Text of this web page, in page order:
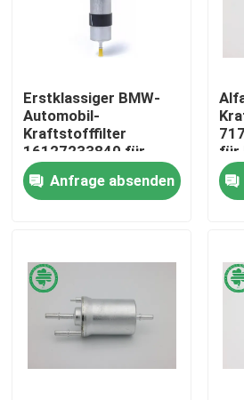
Fabrik-Ausflug
Qualitätskontrolle
Nachrichten
Automobilmaschinen-Luftfilter
Erstklassiger BMW-
Automobil-
Kraftstofffilter
16127233840 für
Transporter
Anfrage absenden
für